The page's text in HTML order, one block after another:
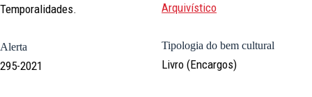
Temporalidades.
Alerta
295-2021
Arquivístico
Tipologia do bem cultural
Livro (Encargos)